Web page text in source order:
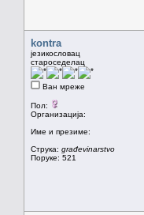
kontra
језикословац
староседелац
Ван мреже
Пол:
Организација:
Име и презиме:
Струка: građevinarstvo
Поруке: 521